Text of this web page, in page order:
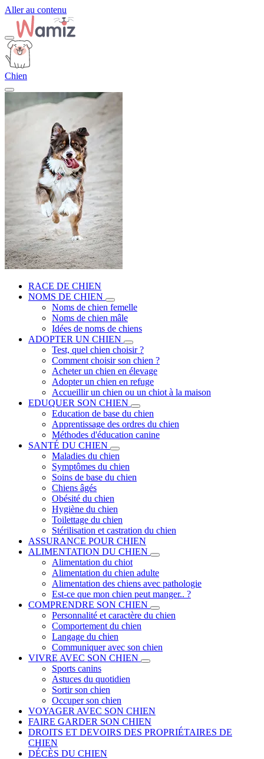
Aller au contenu
Chien
RACE DE CHIEN
NOMS DE CHIEN
Noms de chien femelle
Noms de chien mâle
Idées de noms de chiens
ADOPTER UN CHIEN
Test, quel chien choisir ?
Comment choisir son chien ?
Acheter un chien en élevage
Adopter un chien en refuge
Accueillir un chien ou un chiot à la maison
EDUQUER SON CHIEN
Education de base du chien
Apprentissage des ordres du chien
Méthodes d'éducation canine
SANTÉ DU CHIEN
Maladies du chien
Symptômes du chien
Soins de base du chien
Chiens âgés
Obésité du chien
Hygiène du chien
Toilettage du chien
Stérilisation et castration du chien
ASSURANCE POUR CHIEN
ALIMENTATION DU CHIEN
Alimentation du chiot
Alimentation du chien adulte
Alimentation des chiens avec pathologie
Est-ce que mon chien peut manger.. ?
COMPRENDRE SON CHIEN
Personnalité et caractère du chien
Comportement du chien
Langage du chien
Communiquer avec son chien
VIVRE AVEC SON CHIEN
Sports canins
Astuces du quotidien
Sortir son chien
Occuper son chien
VOYAGER AVEC SON CHIEN
FAIRE GARDER SON CHIEN
DROITS ET DEVOIRS DES PROPRIÉTAIRES DE
CHIEN
DÉCÈS DU CHIEN